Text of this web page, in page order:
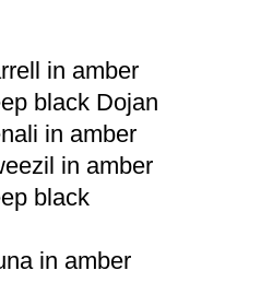
in amber
black Dojan
in amber
in amber
black
in amber